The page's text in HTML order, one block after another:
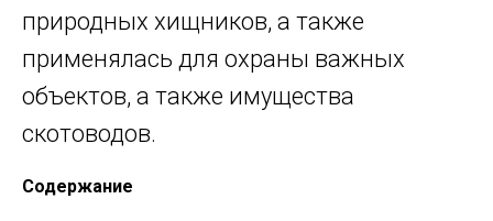
природных хищников, а также
применялась для охраны важных
объектов, а также имущества
скотоводов.
Содержание